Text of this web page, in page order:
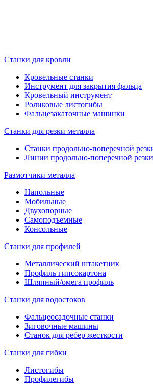
Станки для кровли
Кровельные станки
Инструмент для закрытия фальца
Кровельный инструмент
Роликовые листогибы
Фальцезакаточные машинки
Станки для резки металла
Станки продольно-поперечной
Линии продольно-поперечной
Размотчики металла
Напольные
Мобильные
Двухопорные
Самоподъемные
Консольные
Станки для профилей
Металлический штакетник
Профиль гипсокартона
Шляпный/омега профиль
Станки для водостоков
Фальцеосадочные станки
Зиговочные машины
Станок для ребер жесткости
Станки для гибки
Листогибы
Профилегибы